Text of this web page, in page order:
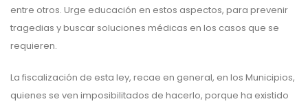
entre otros. Urge educación en estos aspectos, para prevenir
tragedias y buscar soluciones médicas en los casos que se
requieren.
La fiscalización de esta ley, recae en general, en los Municipios,
quienes se ven imposibilitados de hacerlo, porque ha existido